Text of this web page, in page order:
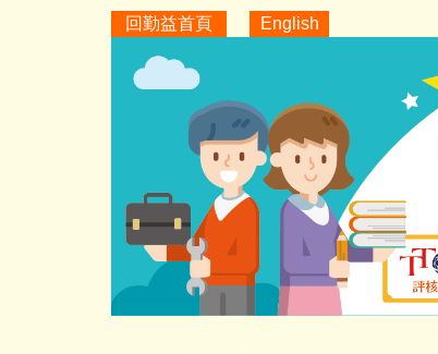
回勤益首頁 English